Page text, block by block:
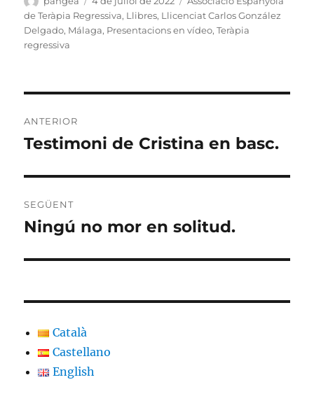
el
de Teràpia Regressiva, Llibres, Llicenciat Carlos González
Delgado, Málaga, Presentacions en vídeo,Teràpia
regressiva
d'entrades
ANTERIOR
Entrada
Testimoni de Cristina en basc.
SEGÜENT
Entrada
Ningú no mor en solitud.
Català
Castellano
English